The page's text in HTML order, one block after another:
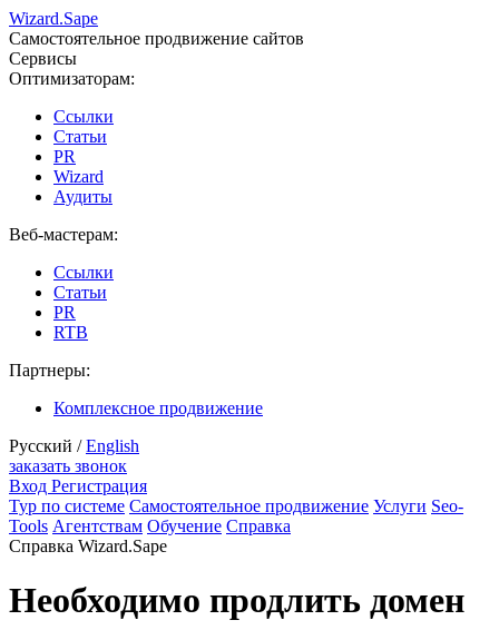
Wizard.Sape
Самостоятельное продвижение сайтов
Сервисы
Оптимизаторам:
Ссылки
Статьи
PR
Wizard
Аудиты
Веб-мастерам:
Ссылки
Статьи
PR
RTB
Партнеры:
Комплексное продвижение
Русский /English
заказать звонок
Вход Регистрация
Тур по системе Самостоятельное продвижение Услуги Seo-
Tools Агентствам Обучение Справка
Справка Wizard.Sape
Необходимо продлить домен